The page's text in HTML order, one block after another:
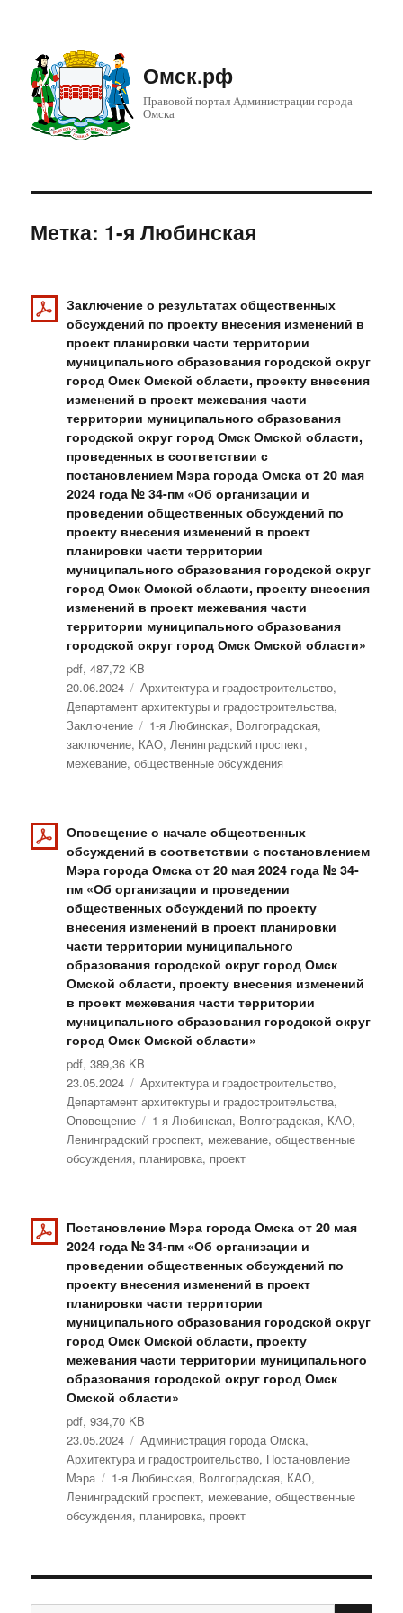
Омск.рф
Правовой портал Администрации города
Омска
Метка: 1-я Любинская
Заключение о результатах общественных
обсуждений по проекту внесения изменений в
проект планировки части территории
муниципального образования городской округ
город Омск Омской области, проекту внесения
изменений в проект межевания части
территории муниципального образования
городской округ город Омск Омской области,
проведенных в соответствии с
постановлением Мэра города Омска от 20 мая
2024 года № 34-пм «Об организации и
проведении общественных обсуждений по
проекту внесения изменений в проект
планировки части территории
муниципального образования городской округ
город Омск Омской области, проекту внесения
изменений в проект межевания части
территории муниципального образования
городской округ город Омск Омской области»
pdf, 487,72 KB
Опубликовано
20.06.2024 Рубрики
Архитектура и градостроительство,
Департамент архитектуры и градостроительства,
Заключение
Метки
1-я Любинская, Волгоградская,
заключение, КАО,Ленинградский проспект,
межевание,общественные обсуждения
Оповещение о начале общественных
обсуждений в соответствии с постановлением
Мэра города Омска от 20 мая 2024 года № 34-
пм «Об организации и проведении
общественных обсуждений по проекту
внесения изменений в проект планировки
части территории муниципального
образования городской округ город Омск
Омской области, проекту внесения изменений
в проект межевания части территории
муниципального образования городской округ
город Омск Омской области»
pdf, 389,36 KB
Опубликовано
23.05.2024 Рубрики
Архитектура и градостроительство,
Департамент архитектуры и градостроительства,
Оповещение
Метки
1-я Любинская, Волгоградская, КАО,
Ленинградский проспект, межевание,общественные
обсуждения, планировка, проект
Постановление Мэра города Омска от 20 мая
2024 года № 34-пм «Об организации и
проведении общественных обсуждений по
проекту внесения изменений в проект
планировки части территории
муниципального образования городской округ
город Омск Омской области, проекту
межевания части территории муниципального
образования городской округ город Омск
Омской области»
pdf, 934,70 KB
Опубликовано
23.05.2024 Рубрики
Администрация города Омска,
Архитектура и градостроительство, Постановление
Мэра
Метки
1-я Любинская, Волгоградская, КАО,
Ленинградский проспект, межевание,общественные
обсуждения, планировка, проект